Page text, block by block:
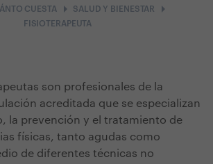
CUESTAarrow_right SALUD Y BIENESTAR arrow_right
FISIOTERAPEUTA
son profesionales de la
acreditada que se especializan
la prevención y el tratamiento de
físicas, tanto agudas como
de diferentes técnicas no